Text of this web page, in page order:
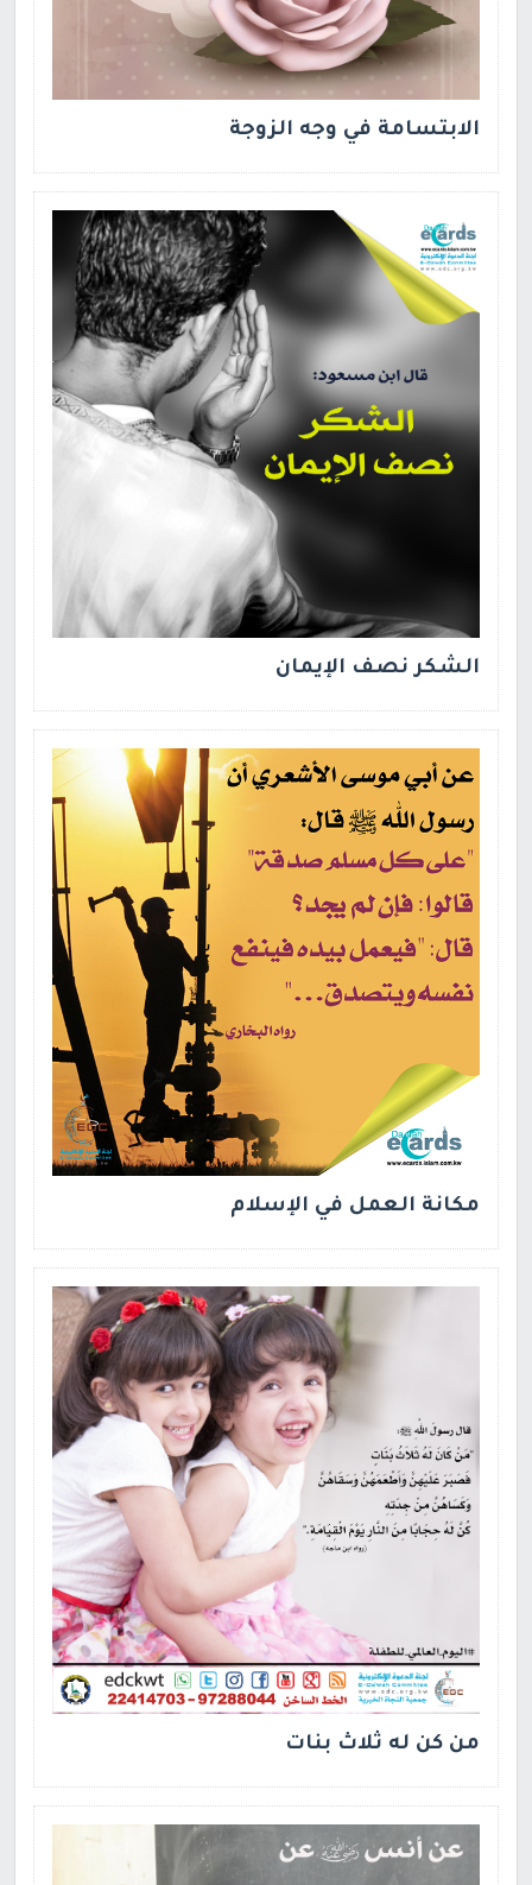
الابتسامة في وجه الزوجة
الشكر نصف الإيمان
مكانة العمل في الإسلام
من كن له ثلاث بنات